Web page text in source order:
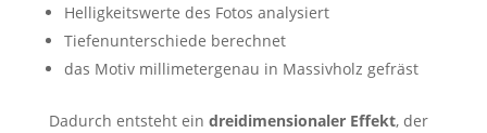
Helligkeitswerte des Fotos analysiert
Tiefenunterschiede berechnet
das Motiv millimetergenau in Massivholz gefräst
Dadurch entsteht ein dreidimensionaler Effekt, der